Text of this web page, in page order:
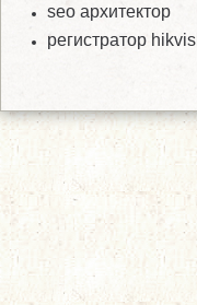
seo архитектор
регистратор